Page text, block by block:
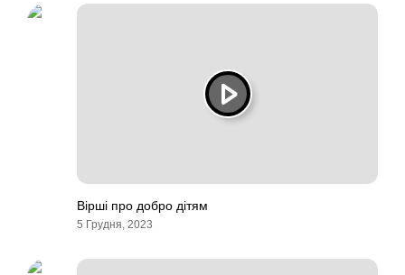
Вірші про добро дітям
5 Грудня, 2023